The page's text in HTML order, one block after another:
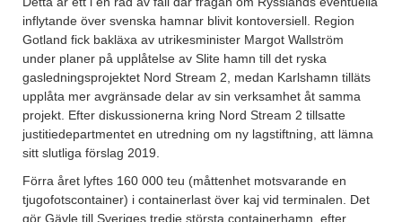
inflytande över svenska hamnar blivit kontoversiell. Region
Gotland fick bakläxa av utrikesminister Margot Wallström
under planer på upplåtelse av Slite hamn till det ryska
gasledningsprojektet Nord Stream 2, medan Karlshamn tilläts
upplåta mer avgränsade delar av sin verksamhet åt samma
projekt. Efter diskussionerna kring Nord Stream 2 tillsatte
justitiedepartmentet en utredning om ny lagstiftning, att lämna
sitt slutliga förslag 2019.
Förra året lyftes 160 000 teu (måttenhet motsvarande en
tjugofotscontainer) i containerlast över kaj vid terminalen. Det
gör Gävle till Sveriges tredje största containerhamn, efter